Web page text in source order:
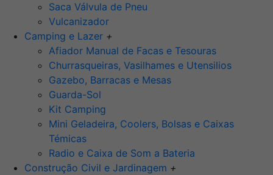
Saca Válvula de Pneu
Vulcanizador
Camping e Lazer +
Afiador Manual de Facas e Tesouras
Churrasqueiras, Vasilhames e Utensilios
Gazebo, Barracas e Mesas
Guarda-Sol
Kit Camping
Mini Geladeira, Coolers, Bolsas e Caixas
Témicas
Radio e Caixa de Som a Bateria
Construção Civil e Jardinagem +